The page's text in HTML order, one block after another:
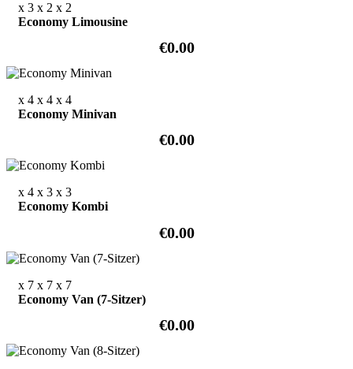
x 3 x 2 x 2
Economy Limousine
€0.00
x 4 x 4 x 4
Economy Minivan
€0.00
x 4 x 3 x 3
Economy Kombi
€0.00
x 7 x 7 x 7
Economy Van (7-Sitzer)
€0.00